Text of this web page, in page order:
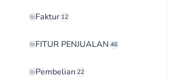
Faktur 12
FITUR PENJUALAN 46
Pembelian 22